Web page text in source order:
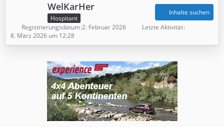
WelKarHer
Hospitant
Inhalte suchen
Registrierungsdatum 2. Februar 2026
Letzte Aktivität
8. März 2026 um 12:28